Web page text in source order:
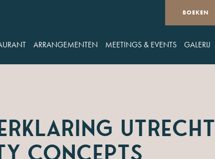
BOEKEN
ARRANGEMENTEN MEETINGS & EVENTS GALERIJ
Utrecht